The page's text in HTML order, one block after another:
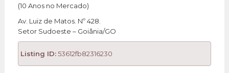
(10 Anos no Mercado)
Av. Luiz de Matos. Nº 428.
Setor Sudoeste – Goiânia/GO
Listing ID:53612fb82316230